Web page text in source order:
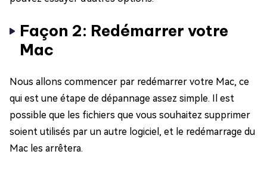
Façon 2: Redémarrer votre
Mac
Nous allons commencer par redémarrer votre Mac, ce
qui est une étape de dépannage assez simple. Il est
possible que les fichiers que vous souhaitez supprimer
soient utilisés par un autre logiciel, et le redémarrage du
Mac les arrêtera.